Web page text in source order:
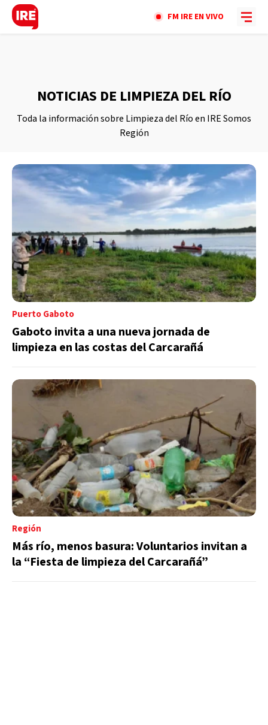
FM IRE EN VIVO
NOTICIAS DE LIMPIEZA DEL RÍO
Toda la información sobre Limpieza del Río en IRE Somos
Región
Puerto Gaboto
Gaboto invita a una nueva jornada de
limpieza en las costas del Carcarañá
Región
Más río, menos basura: Voluntarios invitan a
la “Fiesta de limpieza del Carcarañá”